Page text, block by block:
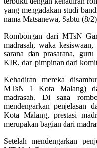
yang mengadakan studi
nama Matsanewa, Sabtu (8/
Rombongan dari MTsN
madrasah, waka
sarana dan prasarana,
KIR, dan pimpinan dari
Kehadiran mereka
MTsN 1 Kota Malang)
madrasah. Di sana
mendengarkan penjelasan
Kota Malang, prestasi
merupakan bagian dari
Setelah mendengarkan